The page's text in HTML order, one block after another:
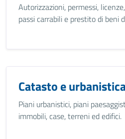
Autorizzazioni, permessi,
passi carrabili e prestito di beni
Catasto e
Piani urbanistici, piani
immobili, case, terreni ed edifici.